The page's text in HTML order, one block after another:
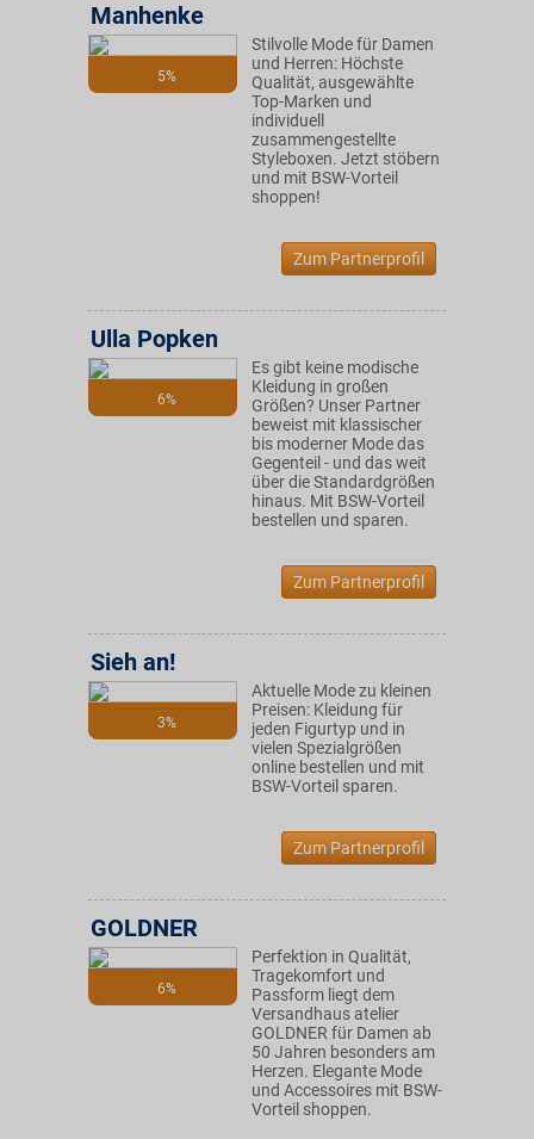
5%
Manhenke
Stilvolle Mode für Damen
und Herren: Höchste
Qualität, ausgewählte
Top-Marken und
individuell
zusammengestellte
Styleboxen. Jetzt stöbern
und mit BSW-Vorteil
shoppen!
Zum Partnerprofil
6%
Ulla Popken
Es gibt keine modische
Kleidung in großen
Größen? Unser Partner
beweist mit klassischer
bis moderner Mode das
Gegenteil - und das weit
über die Standardgrößen
hinaus. Mit BSW-Vorteil
bestellen und sparen.
Zum Partnerprofil
3%
Sieh an!
Aktuelle Mode zu kleinen
Preisen: Kleidung für
jeden Figurtyp und in
vielen Spezialgrößen
online bestellen und mit
BSW-Vorteil sparen.
Zum Partnerprofil
6%
GOLDNER
Perfektion in Qualität,
Tragekomfort und
Passform liegt dem
Versandhaus atelier
GOLDNER für Damen ab
50 Jahren besonders am
Herzen. Elegante Mode
und Accessoires mit BSW-
Vorteil shoppen.